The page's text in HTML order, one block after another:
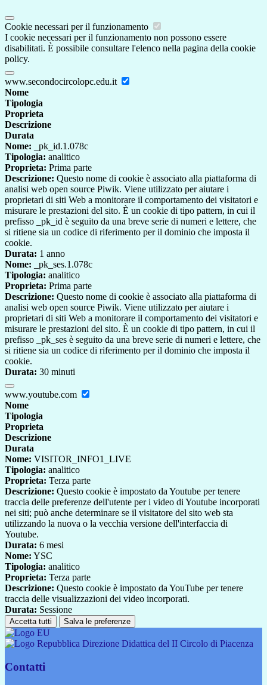
Cookie necessari per il funzionamento
I cookie necessari per il funzionamento non possono essere
disabilitati. È possibile consultare l'elenco nella pagina della cookie
policy.
www.secondocircolopc.edu.it
Nome
Tipologia
Proprieta
Descrizione
Durata
Nome: _pk_id.1.078c
Tipologia: analitico
Proprieta: Prima parte
Descrizione: Questo nome di cookie è associato alla piattaforma di
analisi web open source Piwik. Viene utilizzato per aiutare i
proprietari di siti Web a monitorare il comportamento dei visitatori e
misurare le prestazioni del sito. È un cookie di tipo pattern, in cui il
prefisso _pk_id è seguito da una breve serie di numeri e lettere, che
si ritiene sia un codice di riferimento per il dominio che imposta il
cookie.
Durata: 1 anno
Nome: _pk_ses.1.078c
Tipologia: analitico
Proprieta: Prima parte
Descrizione: Questo nome di cookie è associato alla piattaforma di
analisi web open source Piwik. Viene utilizzato per aiutare i
proprietari di siti Web a monitorare il comportamento dei visitatori e
misurare le prestazioni del sito. È un cookie di tipo pattern, in cui il
prefisso _pk_ses è seguito da una breve serie di numeri e lettere, che
si ritiene sia un codice di riferimento per il dominio che imposta il
cookie.
Durata: 30 minuti
www.youtube.com
Nome
Tipologia
Proprieta
Descrizione
Durata
Nome: VISITOR_INFO1_LIVE
Tipologia: analitico
Proprieta: Terza parte
Descrizione: Questo cookie è impostato da Youtube per tenere
traccia delle preferenze dell'utente per i video di Youtube incorporati
nei siti; può anche determinare se il visitatore del sito web sta
utilizzando la nuova o la vecchia versione dell'interfaccia di
Youtube.
Durata: 6 mesi
Nome: YSC
Tipologia: analitico
Proprieta: Terza parte
Descrizione: Questo cookie è impostato da YouTube per tenere
traccia delle visualizzazioni dei video incorporati.
Durata: Sessione
Accetta tutti Salva le preferenze
Direzione Didattica del II Circolo di Piacenza
Contatti